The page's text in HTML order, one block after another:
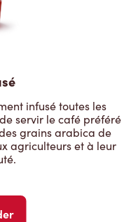
infusé toutes les
servir le café préféré
grains arabica de
agriculteurs et à leur